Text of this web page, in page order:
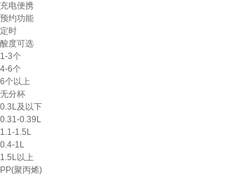
充电便携
预约功能
定时
酸度可选
1-3个
4-6个
6个以上
无分杯
0.3L及以下
0.31-0.39L
1.1-1.5L
0.4-1L
1.5L以上
PP(聚丙烯)